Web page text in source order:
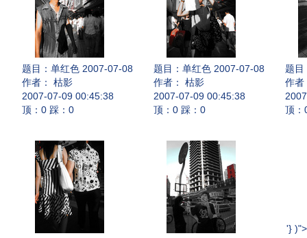
题目： 单红色 2007-07-08
作者： 枯影
2007-07-09 00:45:38
顶：0 踩：0
题目： 单红色 2007-07-08
作者： 枯影
2007-07-09 00:45:38
顶：0 踩：0
题目
作者
顶：
'}